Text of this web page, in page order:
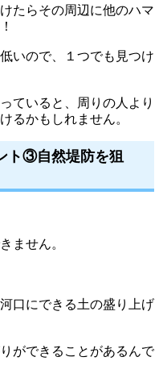
たらその周辺に他のハマ
いので、１つでも見つけ
ていると、周りの人より
るかもしれません。
ト③自然堤防を狙
ません。
口にできる土の盛り上げ
ができることがあるんで